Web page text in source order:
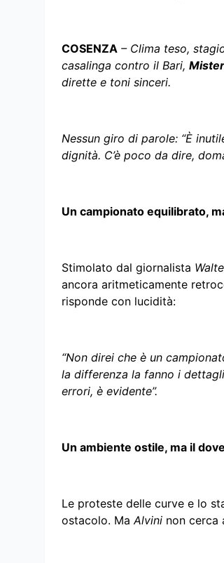
COSENZA – Clima teso,
casalinga contro il Bari,
dirette e toni sinceri.
Nessun giro di parole: “È
dignità. C’è poco da dire,
Un campionato equilibrato,
Stimolato dal giornalista
ancora aritmeticamente
risponde con lucidità:
“Non direi che è un
la differenza la fanno i
errori, è evidente”.
Un ambiente ostile, ma il
Le proteste delle curve e lo
ostacolo. Ma Alvini non cerca